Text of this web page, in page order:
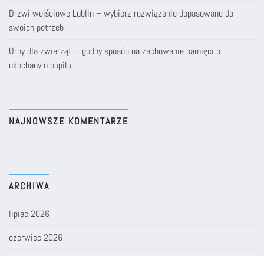
Drzwi wejściowe Lublin – wybierz rozwiązanie dopasowane do
swoich potrzeb
Urny dla zwierząt – godny sposób na zachowanie pamięci o
ukochanym pupilu
NAJNOWSZE KOMENTARZE
ARCHIWA
lipiec 2026
czerwiec 2026